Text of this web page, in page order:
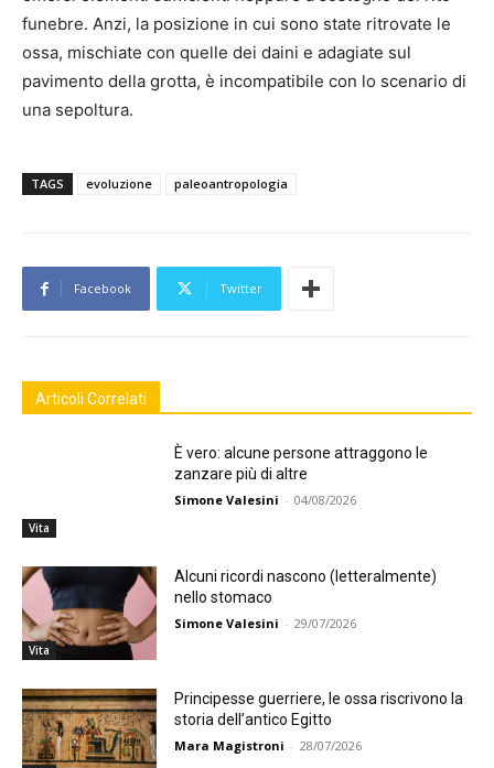
funebre. Anzi, la posizione in cui sono state ritrovate le
ossa, mischiate con quelle dei daini e adagiate sul
pavimento della grotta, è incompatibile con lo scenario di
una sepoltura.
TAGS evoluzione paleoantropologia
Facebook Twitter
Articoli Correlati
Vita
È vero: alcune persone attraggono le
zanzare più di altre
Simone Valesini - 04/08/2026
Vita
Alcuni ricordi nascono (letteralmente)
nello stomaco
Simone Valesini - 29/07/2026
Principesse guerriere, le ossa riscrivono la
storia dell’antico Egitto
Mara Magistroni - 28/07/2026